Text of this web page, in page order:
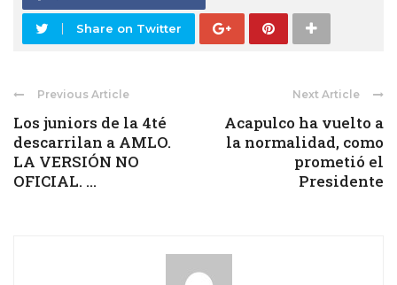
Share on Twitter
Previous Article
Los juniors de la 4té
descarrilan a AMLO.
LA VERSIÓN NO
OFICIAL. ...
Next Article
Acapulco ha vuelto a
la normalidad, como
prometió el
Presidente